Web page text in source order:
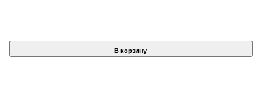
В корзину